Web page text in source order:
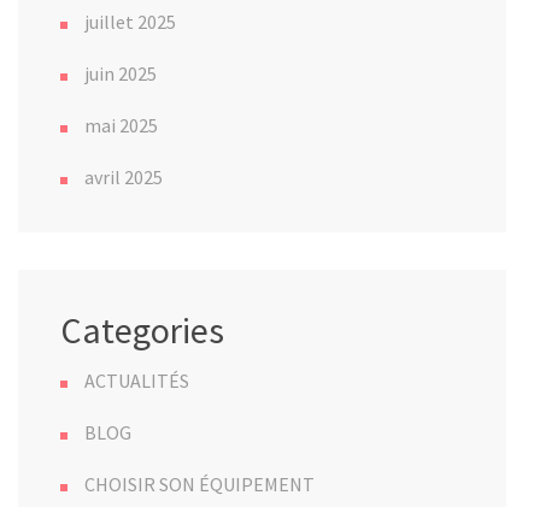
juillet 2025
juin 2025
mai 2025
avril 2025
Categories
ACTUALITÉS
BLOG
CHOISIR SON ÉQUIPEMENT